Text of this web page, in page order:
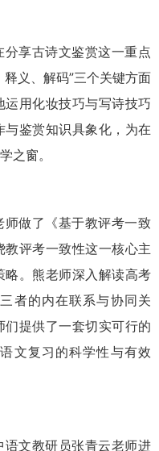
享古诗文鉴赏这一重点
义、解码”三个关键方面
用化妆技巧与写诗技巧
鉴赏知识具象化，为在
之窗。
做了《基于教评考一致
评考一致性这一核心主
。熊老师深入解读高考
者的内在联系与协同关
提供了一套切实可行的
文复习的科学性与有效
文教研员张青云老师进